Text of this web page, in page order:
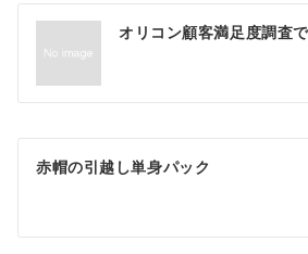
投
ナ
ビ
ゲ
シ
オリコン顧客満足度調査
赤帽の引越し単身パック